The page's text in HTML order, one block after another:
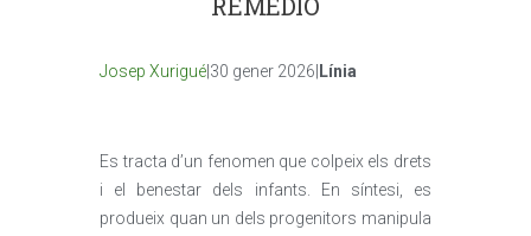
Josep Xurigué |30 gener 2026| Línia
Es tracta d’un fenomen que colpeix els drets
i el benestar dels infants. En síntesi, es
produeix quan un dels progenitors manipula